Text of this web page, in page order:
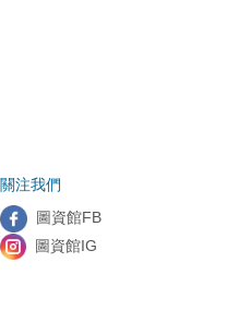
關注我們
圖資館FB
圖資館IG